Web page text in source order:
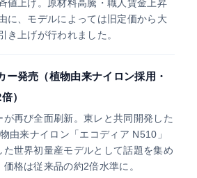
値上げ。原材料高騰・職人賃金上昇
に、モデルによっては旧定価から大
き上げが行われました。
ー発売（植物由来ナイロン採用・
）
が再び全面刷新。東レと共同開発した
由来ナイロン「エコディア N510」
た世界初量産モデルとして話題を集め
価格は従来品の約2倍水準に。